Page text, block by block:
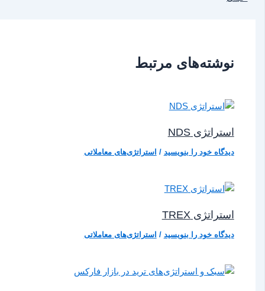
نوشته‌های مرتبط
استراتژی NDS
دیدگاه‌ خود را بنویسید /استراتژی‌های معاملاتی
استراتژی TREX
دیدگاه‌ خود را بنویسید /استراتژی‌های معاملاتی